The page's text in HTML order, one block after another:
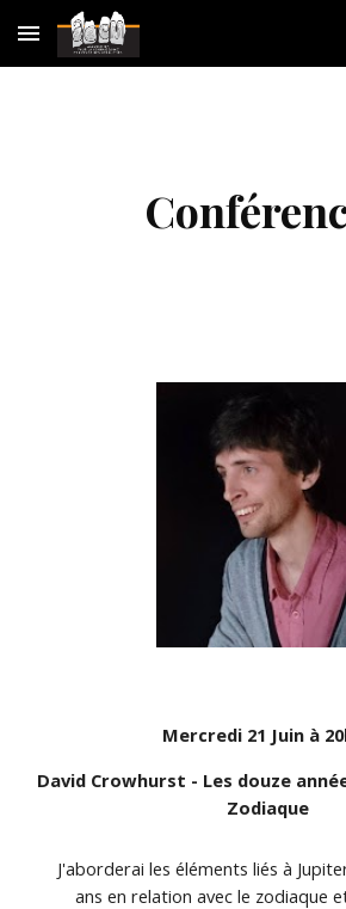
Skip to main content
Mercredi 21 Juin à
David Crowhurst - Les douze
Zodiaque
J'aborderai les éléments liés à
ans en relation avec le zodiaque